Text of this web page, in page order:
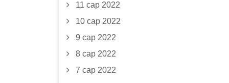
11 сар 2022
10 сар 2022
9 сар 2022
8 сар 2022
7 сар 2022